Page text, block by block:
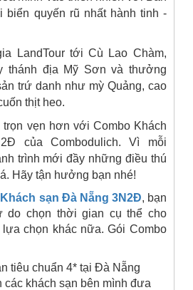
biển quyến rũ nhất hành tinh -
LandTour tới Cù Lao Chàm,
thánh địa Mỹ Sơn và thưởng
trứ danh như mỳ Quảng, cao
thịt heo.
trọn vẹn hơn với Combo Khách
của Combodulich. Vì mỗi
trình mới đầy những điều thú
Hãy tận hưởng bạn nhé!
Khách sạn Đà Nẵng 3N2Đ, bạn
do chọn thời gian cụ thể cho
chọn khác nữa. Gói Combo
tiêu chuẩn 4* tại Đà Nẵng
các khách sạn bên mình đưa